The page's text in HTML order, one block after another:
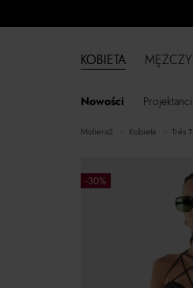
KOBIETA
Nowości Projektanci
moliera2 kobieta Trés
-30%